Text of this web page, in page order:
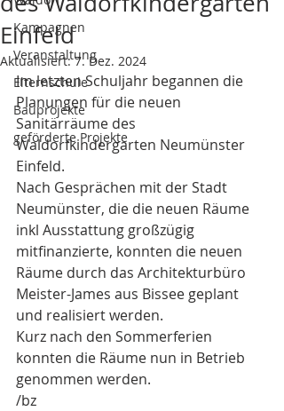
Kampagnen
Veranstaltung
Elternschule
Bauprojekte
geförderte Projekte
Einfeld
Aktualisiert:7. Dez. 2024
Im letzten Schuljahr begannen die
Planungen für die neuen
Sanitärräume des
Waldorfkindergarten Neumünster
Einfeld.
Nach Gesprächen mit der Stadt
Neumünster, die die neuen Räume
inkl Ausstattung großzügig
mitfinanzierte, konnten die neuen
Räume durch das Architekturbüro
Meister-James aus Bissee geplant
und realisiert werden.
Kurz nach den Sommerferien
konnten die Räume nun in Betrieb
genommen werden.
/bz